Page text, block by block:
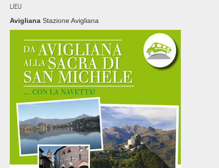
LIEU
Avigliana Stazione Avigliana